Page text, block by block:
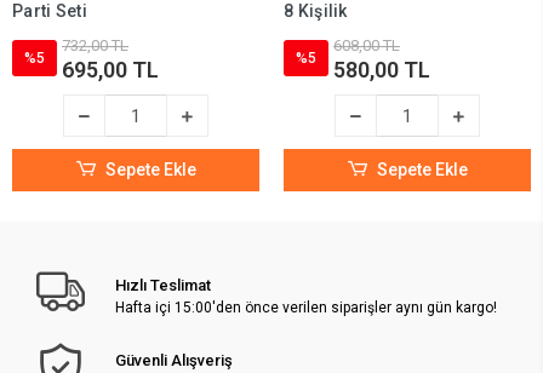
Parti Seti
%5
732,00 TL
695,00 TL
Sepete Ekle
8 Kişilik
%5
608,00 TL
580,00 TL
Sepete Ekle
Hızlı Teslimat
Hafta içi 15:00'den önce verilen siparişler aynı gün kargo!
Güvenli Alışveriş